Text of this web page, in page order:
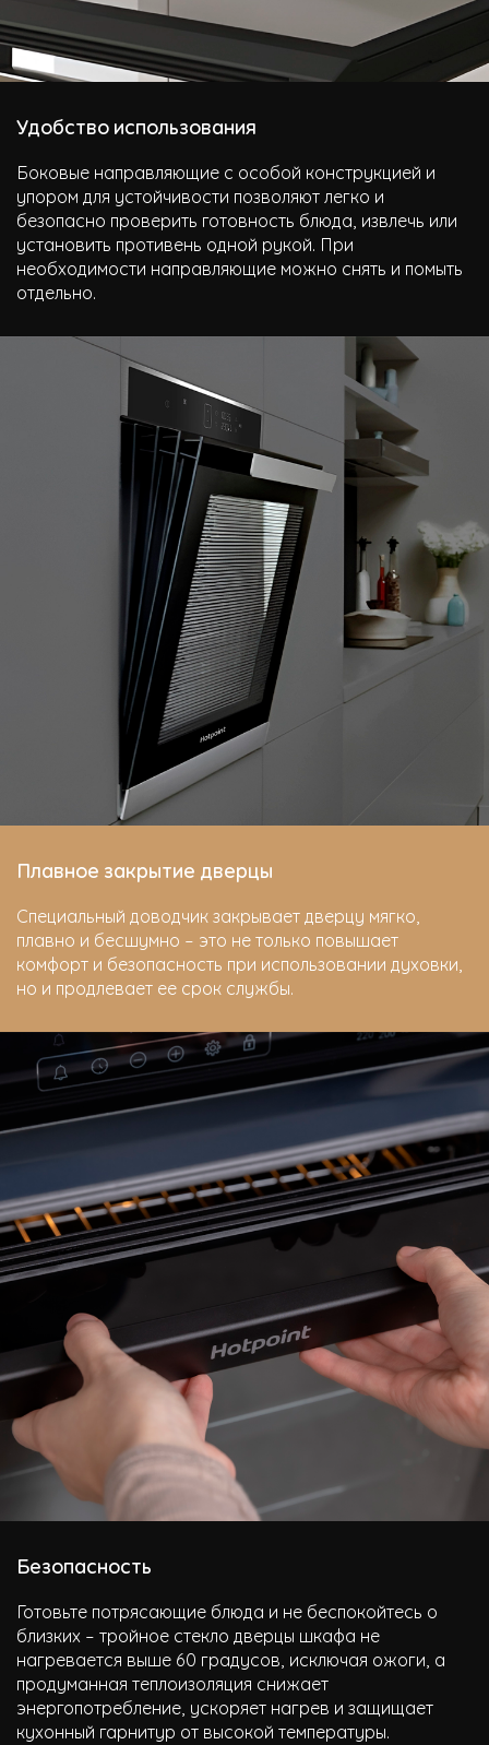
Удобство использования
Боковые направляющие с особой конструкцией и
упором для устойчивости позволяют легко и
безопасно проверить готовность блюда, извлечь или
установить противень одной рукой. При
необходимости направляющие можно снять и помыть
отдельно.
Плавное закрытие дверцы
Специальный доводчик закрывает дверцу мягко,
плавно и бесшумно – это не только повышает
комфорт и безопасность при использовании духовки,
но и продлевает ее срок службы.
Безопасность
Готовьте потрясающие блюда и не беспокойтесь о
близких – тройное стекло дверцы шкафа не
нагревается выше 60 градусов, исключая ожоги, а
продуманная теплоизоляция снижает
энергопотребление, ускоряет нагрев и защищает
кухонный гарнитур от высокой температуры.